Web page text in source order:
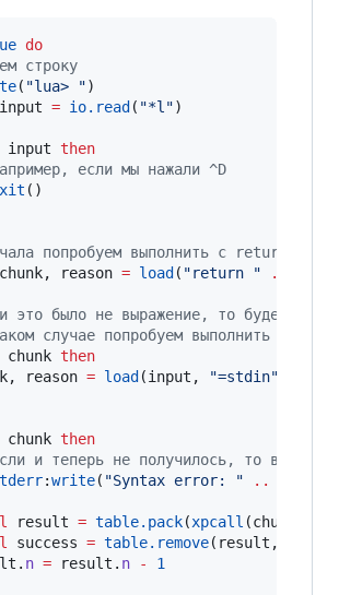
do
строку
( "lua> ")
input = io.read ( "*l ")
input then
если мы нажали ^D
()
попробуем выполнить с return
chunk, reason = load ( "return " ..
это было не выражение, то будет
случае попробуем выполнить без
chunk then
, reason = load (input , "=stdin"
chunk then
и теперь не получилось, то в
:write( "Syntax error: " ..
result = table.pack(xpcall (chunk
success = table.remove( result ,
. n = result . n - 1